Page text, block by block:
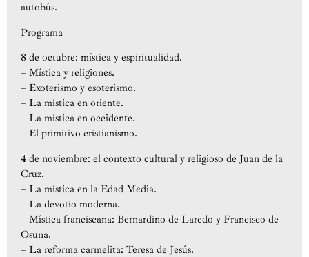
autobús.
Programa
8 de octubre: mística y espiritualidad.
– Mística y religiones.
– Exoterismo y esoterismo.
– La mística en oriente.
– La mística en occidente.
– El primitivo cristianismo.
4 de noviembre: el contexto cultural y religioso de Juan de la
Cruz.
– La mística en la Edad Media.
– La devotio moderna.
– Mística franciscana: Bernardino de Laredo y Francisco de
Osuna.
– La reforma carmelita: Teresa de Jesús.